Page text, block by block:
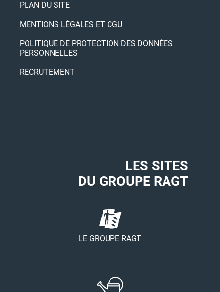
PLAN DU SITE
MENTIONS LÉGALES ET CGU
POLITIQUE DE PROTECTION DES DONNÉES
PERSONNELLES
RECRUTEMENT
LES SITES
DU GROUPE RAGT
LE GROUPE RAGT